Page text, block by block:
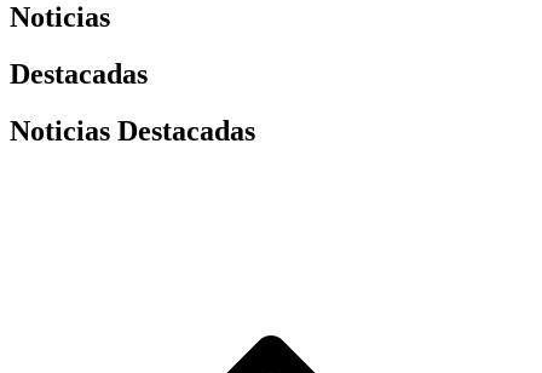
Noticias
Destacadas
Noticias Destacadas